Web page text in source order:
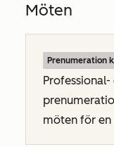
Möten
Prenumeration
Professional-
möten för en